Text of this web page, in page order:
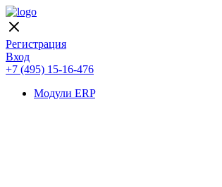
Регистрация
Вход
+7 (495) 15-16-476
Модули ERP